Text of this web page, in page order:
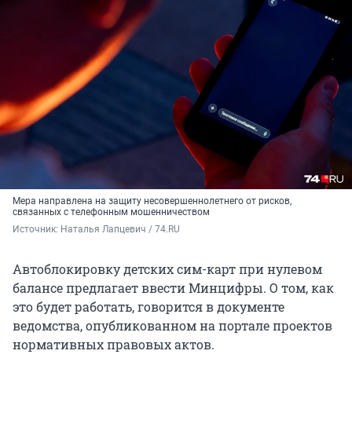
Мера направлена на защиту несовершеннолетнего от рисков,
связанных с телефонным мошенничеством
Источник: Наталья Лапцевич / 74.RU
Автоблокировку детских сим-карт при нулевом
балансе предлагает ввести Минцифры. О том, как
это будет работать, говорится в документе
ведомства, опубликованном на портале проектов
нормативных правовых актов.